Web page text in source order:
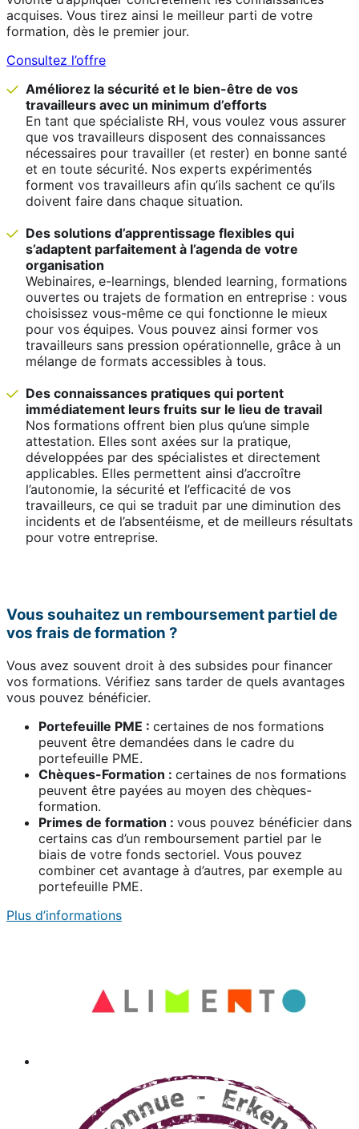
acquises. Vous tirez ainsi le meilleur parti de votre
formation, dès le premier jour.
Consultez l’offre
Améliorez la sécurité et le bien-être de vos
travailleurs avec un minimum d’efforts
En tant que spécialiste RH, vous voulez vous assurer
que vos travailleurs disposent des connaissances
nécessaires pour travailler (et rester) en bonne santé
et en toute sécurité. Nos experts expérimentés
forment vos travailleurs afin qu’ils sachent ce qu’ils
doivent faire dans chaque situation.
Des solutions d’apprentissage flexibles qui
s’adaptent parfaitement à l’agenda de votre
organisation
Webinaires, e-learnings, blended learning, formations
ouvertes ou trajets de formation en entreprise : vous
choisissez vous-même ce qui fonctionne le mieux
pour vos équipes. Vous pouvez ainsi former vos
travailleurs sans pression opérationnelle, grâce à un
mélange de formats accessibles à tous.
Des connaissances pratiques qui portent
immédiatement leurs fruits sur le lieu de travail
Nos formations offrent bien plus qu’une simple
attestation. Elles sont axées sur la pratique,
développées par des spécialistes et directement
applicables. Elles permettent ainsi d’accroître
l’autonomie, la sécurité et l’efficacité de vos
travailleurs, ce qui se traduit par une diminution des
incidents et de l’absentéisme, et de meilleurs résultats
pour votre entreprise.
Vous souhaitez un remboursement partiel de
vos frais de formation ?
Vous avez souvent droit à des subsides pour financer
vos formations. Vérifiez sans tarder de quels avantages
vous pouvez bénéficier.
Portefeuille PME : certaines de nos formations
peuvent être demandées dans le cadre du
portefeuille PME.
Chèques-Formation : certaines de nos formations
peuvent être payées au moyen des chèques-
formation.
Primes de formation : vous pouvez bénéficier dans
certains cas d’un remboursement partiel par le
biais de votre fonds sectoriel. Vous pouvez
combiner cet avantage à d’autres, par exemple au
portefeuille PME.
Plus d’informations